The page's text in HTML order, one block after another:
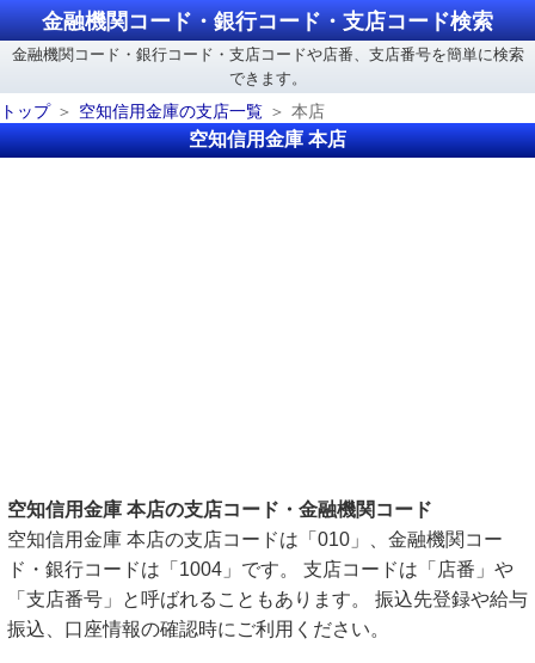
金融機関コード・銀行コード・支店コード検索
金融機関コード・銀行コード・支店コードや店番、支店番号を簡単に検索
できます。
トップ
空知信用金庫の支店一覧 本店
空知信用金庫 本店
空知信用金庫 本店の支店コード・金融機関コード
空知信用金庫 本店の支店コードは「010」、金融機関コー
ド・銀行コードは「1004」です。 支店コードは「店番」や
「支店番号」と呼ばれることもあります。 振込先登録や給与
振込、口座情報の確認時にご利用ください。